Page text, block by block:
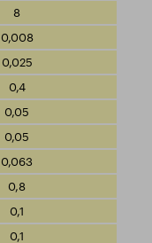
8
0,008
0,025
0,4
0,05
0,05
0,063
0,8
0,1
0,1